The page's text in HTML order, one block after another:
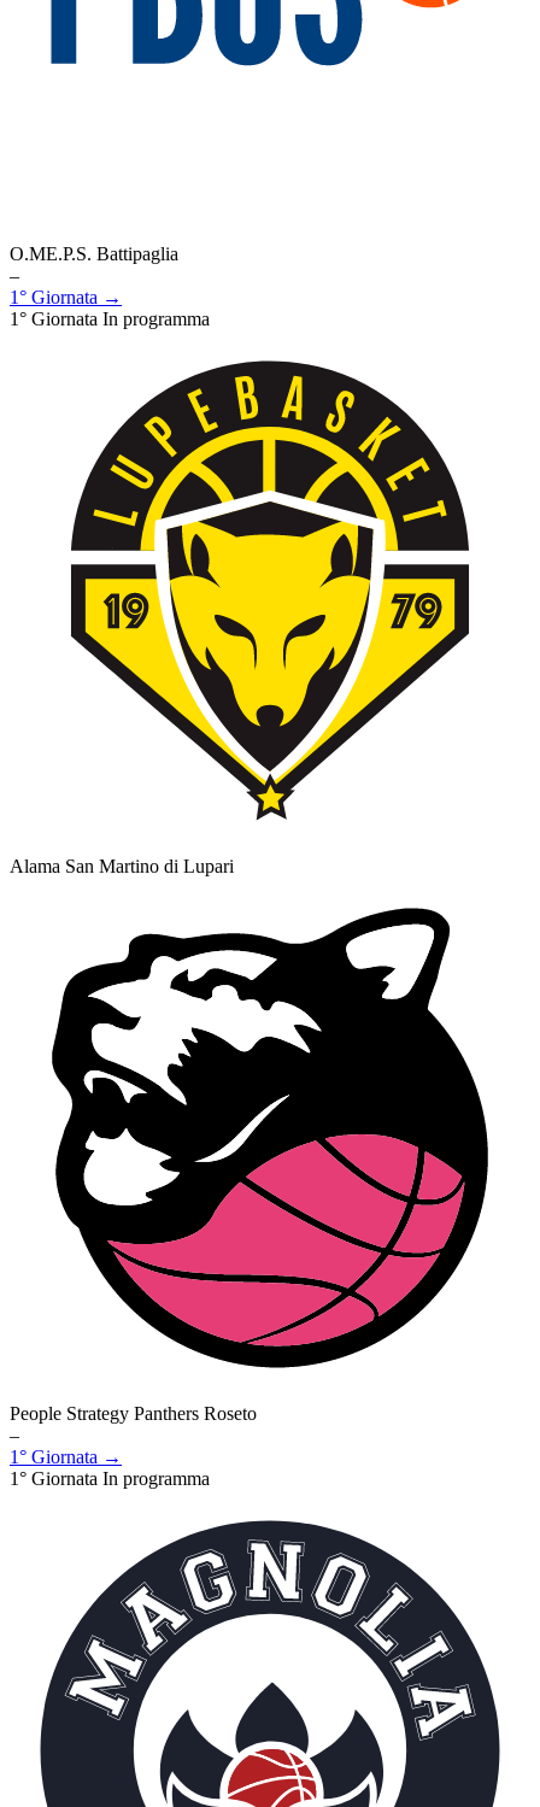
O.ME.P.S. Battipaglia
–
1° Giornata →
1° Giornata In programma
Alama San Martino di Lupari
People Strategy Panthers Roseto
–
1° Giornata →
1° Giornata In programma